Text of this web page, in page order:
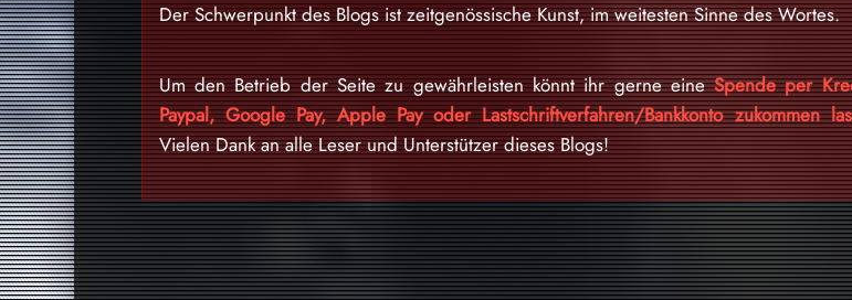
Der Schwerpunkt des Blogs ist zeitgenössische Kunst, im weitesten Sinne des Wortes.
Um den Betrieb der Seite zu gewährleisten könnt ihr gerne eineSpende per
Paypal, Google Pay, Apple Pay oder Lastschriftverfahren/Bankkonto zukommen
Vielen Dank an alle Leser und Unterstützer dieses Blogs!